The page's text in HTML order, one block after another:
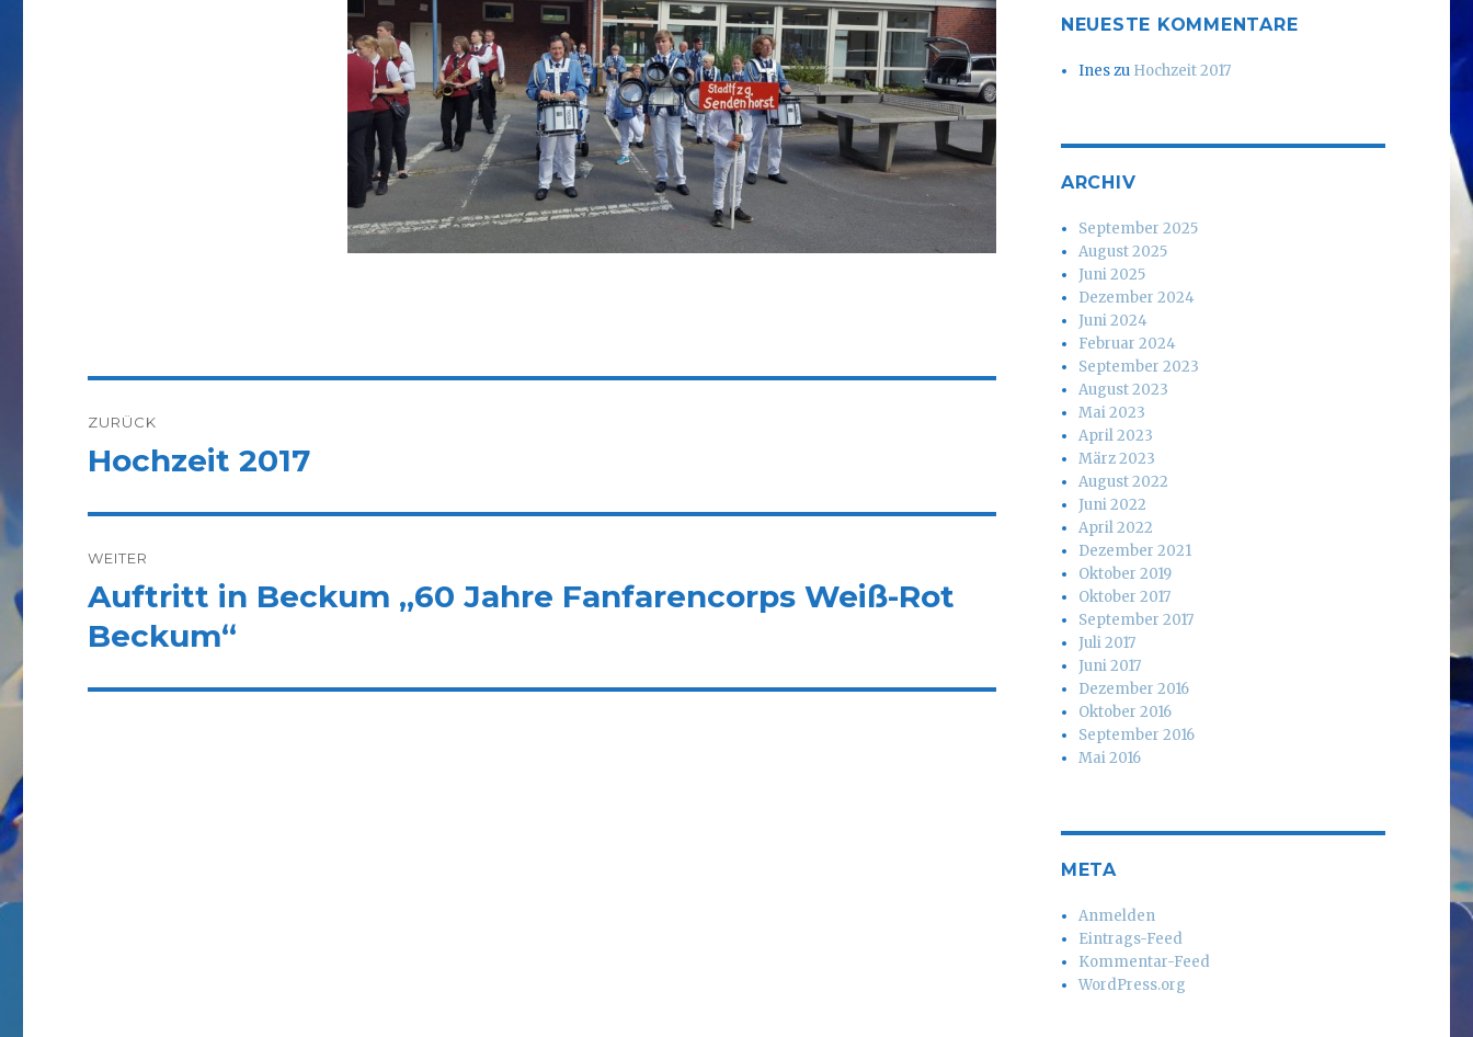
ZURÜCK
Vorheriger
Hochzeit 2017
WEITER
Nächster
Beitrag:
Auftritt in Beckum „60 Jahre Fanfarencorps Weiß-Rot
Beckum“
NEUESTE KOMMENTARE
Ineszu Hochzeit 2017
ARCHIV
September 2025
August 2025
Juni 2025
Dezember 2024
Juni 2024
Februar 2024
September 2023
August 2023
Mai 2023
April 2023
März 2023
August 2022
Juni 2022
April 2022
Dezember 2021
Oktober 2019
Oktober 2017
September 2017
Juli 2017
Juni 2017
Dezember 2016
Oktober 2016
September 2016
Mai 2016
META
Anmelden
Eintrags-Feed
Kommentar-Feed
WordPress.org